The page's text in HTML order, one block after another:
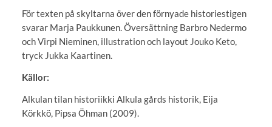
För texten på skyltarna över den förnyade historiestigen
svarar Marja Paukkunen. Översättning Barbro Nedermo
och Virpi Nieminen, illustration och layout Jouko Keto,
tryck Jukka Kaartinen.
Källor:
Alkulan tilan historiikki Alkula gårds historik, Eija
Körkkö, Pipsa Öhman (2009).